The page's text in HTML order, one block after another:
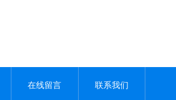
在线留言 联系我们